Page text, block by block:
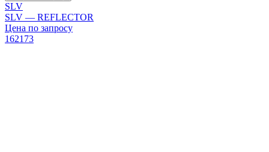
SLV
SLV — REFLECTOR
Цена по запросу
162173